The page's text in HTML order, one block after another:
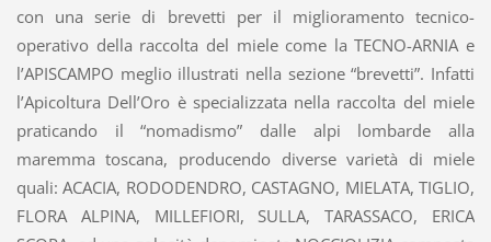
con una serie di brevetti per il miglioramento tecnico-
operativo della raccolta del miele come la TECNO-ARNIA e
l’APISCAMPO meglio illustrati nella sezione “brevetti”. Infatti
l’Apicoltura Dell’Oro è specializzata nella raccolta del miele
praticando il “nomadismo” dalle alpi lombarde alla
maremma toscana, producendo diverse varietà di miele
quali: ACACIA, RODODENDRO, CASTAGNO, MIELATA, TIGLIO,
FLORA ALPINA, MILLEFIORI, SULLA, TARASSACO, ERICA